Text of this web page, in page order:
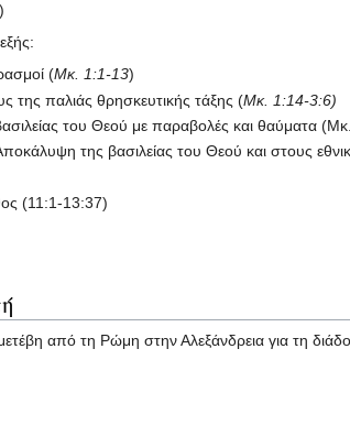
)
(Μκ. 1:1-13)
παλιάς θρησκευτικής τάξης (Μκ. 1:14-3:6)
του Θεού με παραβολές και θαύματα
της βασιλείας του Θεού και στους
(11:1-13:37)
από τη Ρώμη στην Αλεξάνδρεια για τη